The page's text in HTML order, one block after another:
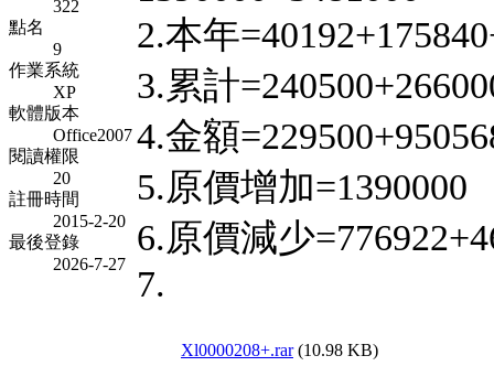
322
點名
9
作業系統
XP
軟體版本
Office2007
閱讀權限
20
註冊時間
2015-2-20
最後登錄
2026-7-27
2.本年
3.累計
4.金額
5.原價增加=1390000
6.原價減少
7.
Xl0000208+.rar(10.98 KB)